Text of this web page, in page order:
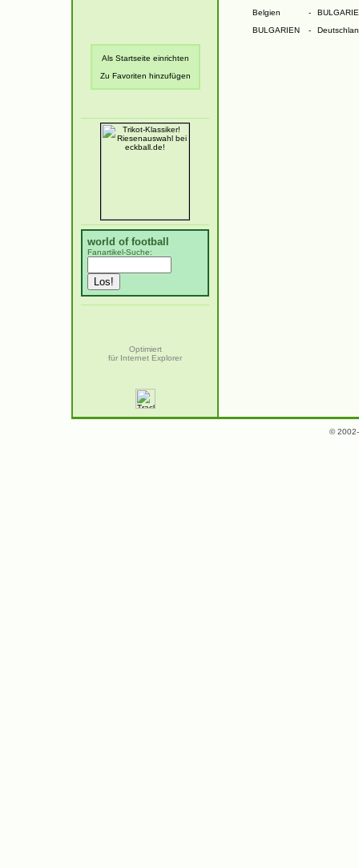
Die Fußball-EM
Als Startseite einrichten
Zu Favoriten hinzufügen
world of football
Fanartikel-Suche:
Optimiert
für Internet Explorer
Belgien
-
BULGARIEN
-
©